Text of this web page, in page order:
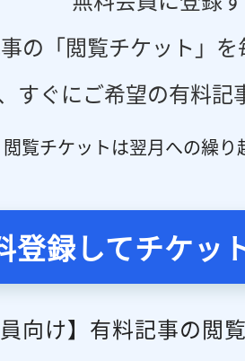
の「閲覧チケット」
すぐにご希望の有料記
覧チケットは翌月への繰り
登録してチケッ
員向け】有料記事の閲